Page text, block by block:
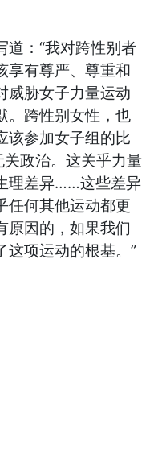
道：“我对跨性别者
享有尊严、尊重和
威胁女子力量运动
。跨性别女性，也
该参加女子组的比
关政治。这关乎力量
理差异……这些差异
任何其他运动都更
原因的，如果我们
这项运动的根基。”